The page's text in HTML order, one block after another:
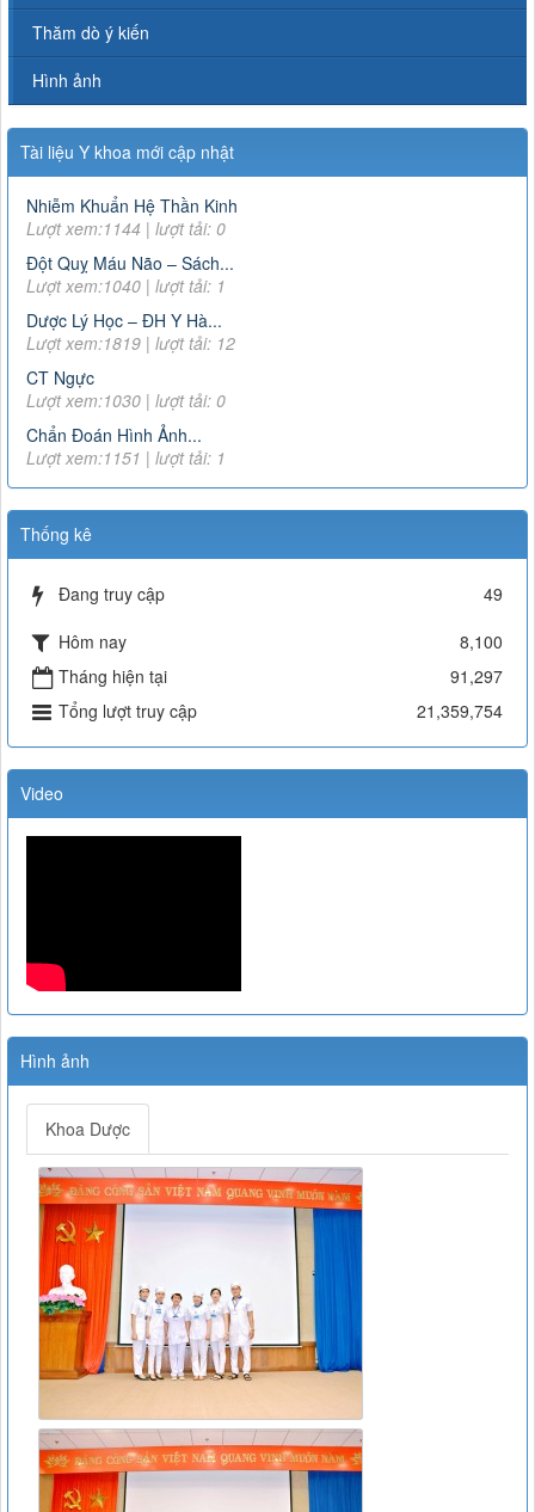
Thăm dò ý kiến
Hình ảnh
Tài liệu Y khoa mới cập nhật
Nhiễm Khuẩn Hệ Thần Kinh
Lượt xem:1144 | lượt tải: 0
Đột Quỵ Máu Não – Sách...
Lượt xem:1040 | lượt tải: 1
Dược Lý Học – ĐH Y Hà...
Lượt xem:1819 | lượt tải: 12
CT Ngực
Lượt xem:1030 | lượt tải: 0
Chẩn Đoán Hình Ảnh...
Lượt xem:1151 | lượt tải: 1
Thống kê
Đang truy cập
49
Hôm nay
8,100
Tháng hiện tại
91,297
Tổng lượt truy cập
21,359,754
Video
Hình ảnh
Khoa Dược